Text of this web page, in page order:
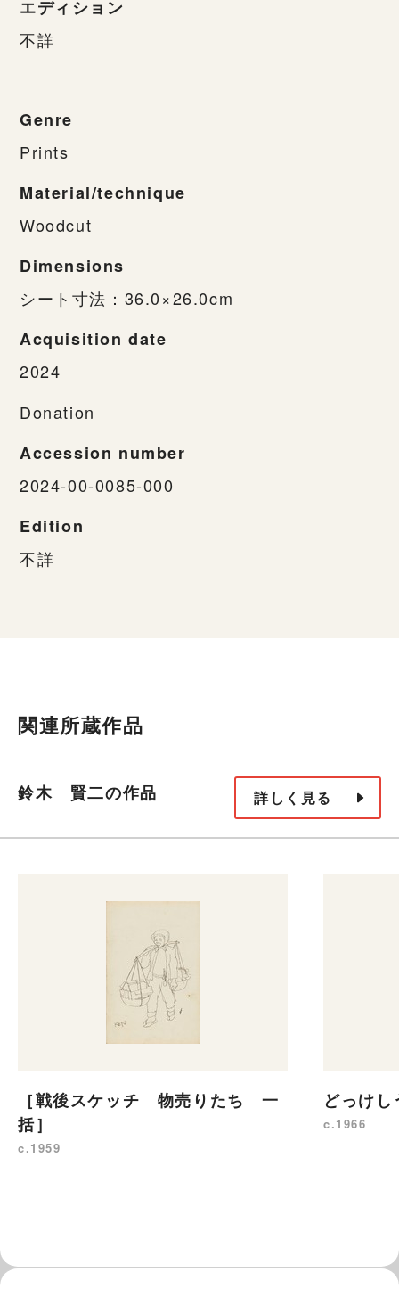
エディション
不詳
Genre
Prints
Material/technique
Woodcut
Dimensions
シート寸法：36.0×26.0cm
Acquisition date
2024
Donation
Accession number
2024-00-0085-000
Edition
不詳
関連所蔵作品
鈴木 賢二の作品 詳しく見る
［戦後スケッチ 物売りたち 一
括］
c.1959
どっけし
c.1966